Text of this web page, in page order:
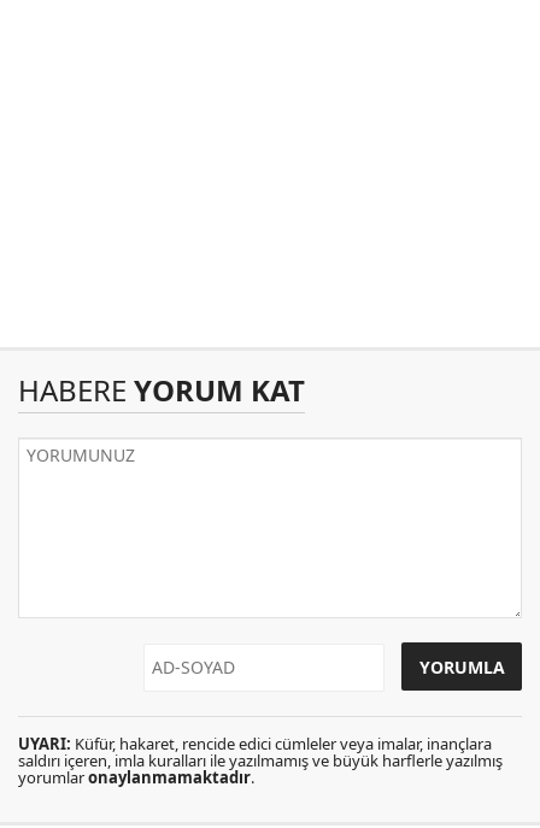
HABERE YORUM KAT
UYARI: Küfür, hakaret, rencide edici cümleler veya imalar, inançlara
saldırı içeren, imla kuralları ile yazılmamış ve büyük harflerle yazılmış
yorumlaronaylanmamaktadır.